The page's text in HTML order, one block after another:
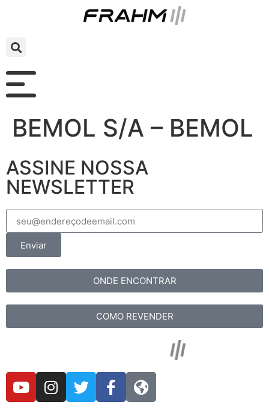
BEMOL S/A – BEMOL
ASSINE NOSSA
NEWSLETTER
Enviar
ONDE ENCONTRAR
COMO REVENDER